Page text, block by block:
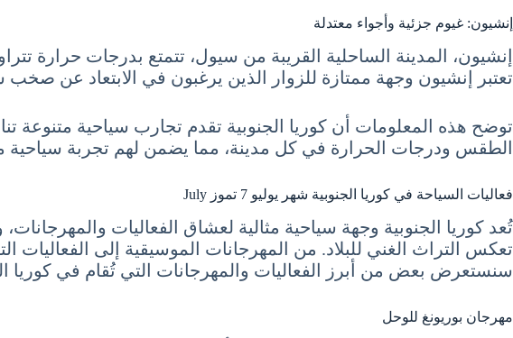
إنشيون: غيوم جزئية وأجواء معتدلة
تعتبر إنشيون وجهة ممتازة للزوار الذين يرغبون في الابتعاد عن صخب
توضح هذه المعلومات أن كوريا الجنوبية تقدم تجارب سياحية متنوعة
الطقس ودرجات الحرارة في كل مدينة، مما يضمن لهم تجربة سياحية
فعاليات السياحة في كوريا الجنوبية شهر يوليو 7 تموز July
تُعد كوريا الجنوبية وجهة سياحية مثالية لعشاق الفعاليات
تعكس التراث الغني للبلاد. من المهرجانات الموسيقية إلى الفعاليات
سنستعرض بعض من أبرز الفعاليات والمهرجانات التي تُقام في كوريا
مهرجان بوريونغ للوحل